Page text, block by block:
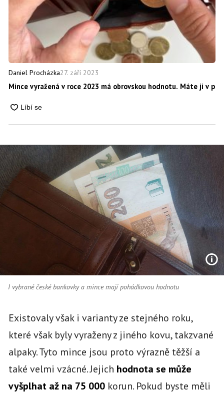
Daniel Procházka27. září 2023
Mince vyražená v roce 2023 má obrovskou hodnotu. Máte ji v
I vybrané české bankovky a mince mají pohádkovou hodnotu
Existovaly však i varianty ze stejného roku,
které však byly vyraženy z jiného kovu, takzvané
alpaky. Tyto mince jsou proto výrazně těžší a
také velmi vzácné. Jejich hodnota se může
vyšplhat až na 75 000 korun. Pokud byste měli